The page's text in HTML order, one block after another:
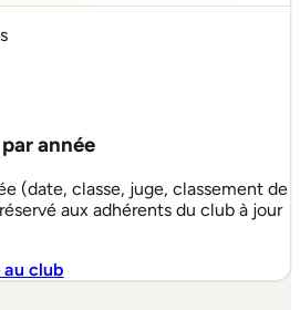
année
(date, classe, juge, classement de
aux adhérents du club à jour
club